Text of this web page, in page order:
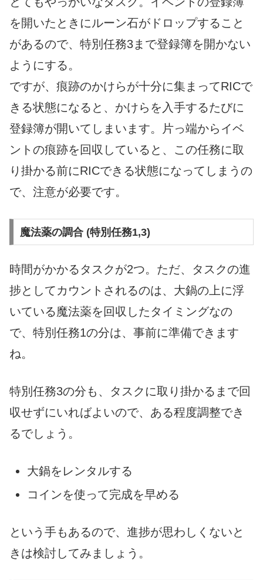
を開いたときにルーン石がドロップすること
があるので、特別任務3まで登録簿を開かない
ようにする。
ですが、痕跡のかけらが十分に集まってRICで
きる状態になると、かけらを入手するたびに
登録簿が開いてしまいます。片っ端からイベ
ントの痕跡を回収していると、この任務に取
り掛かる前にRICできる状態になってしまうの
で、注意が必要です。
魔法薬の調合 (特別任務1,3)
時間がかかるタスクが2つ。ただ、タスクの進
捗としてカウントされるのは、大鍋の上に浮
いている魔法薬を回収したタイミングなの
で、特別任務1の分は、事前に準備できます
ね。
特別任務3の分も、タスクに取り掛かるまで回
収せずにいればよいので、ある程度調整でき
るでしょう。
大鍋をレンタルする
コインを使って完成を早める
という手もあるので、進捗が思わしくないと
きは検討してみましょう。